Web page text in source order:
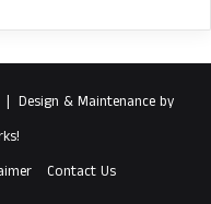
| Design & Maintenance by
Contact Us